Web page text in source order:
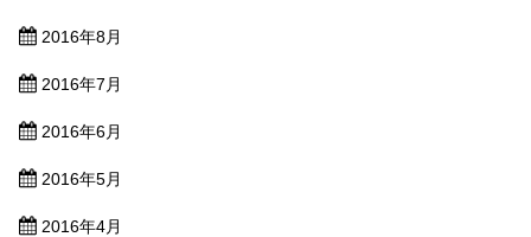
2016年8月
2016年7月
2016年6月
2016年5月
2016年4月